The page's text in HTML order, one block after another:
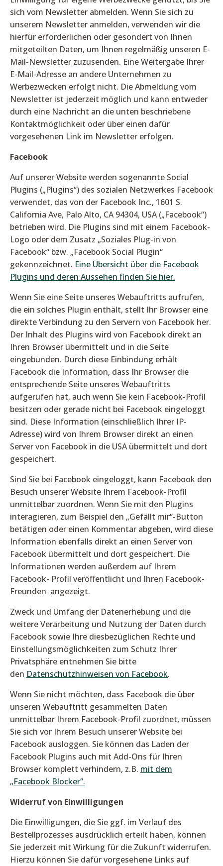
sich vom Newsletter abmelden. Wenn Sie sich zu
unserem Newsletter anmelden, verwenden wir die
hierfür erforderlichen oder gesondert von Ihnen
mitgeteilten Daten, um Ihnen regelmäßig unseren E-
Mail-Newsletter zuzusenden. Eine Weitergabe Ihrer
E-Mail-Adresse an andere Unternehmen zu
Werbezwecken erfolgt nicht. Die Abmeldung vom
Newsletter ist jederzeit möglich und kann entweder
durch eine Nachricht an die unten beschriebene
Kontaktmöglichkeit oder über einen dafür
vorgesehenen Link im Newsletter erfolgen.
Facebook
Auf unserer Website werden sogenannte Social
Plugins („Plugins“) des sozialen Netzwerkes Facebook
verwendet, das von der Facebook Inc., 1601 S.
California Ave, Palo Alto, CA 94304, USA („Facebook“)
betrieben wird. Die Plugins sind mit einem Facebook-
Logo oder dem Zusatz „Soziales Plug-in von
Facebook“ bzw. „Facebook Social Plugin“
gekennzeichnet. Eine Übersicht über die Facebook
Plugins und deren Aussehen finden Sie hier.
Wenn Sie eine Seite unseres Webauftritts aufrufen,
die ein solches Plugin enthält, stellt Ihr Browser eine
direkte Verbindung zu den Servern von Facebook her.
Der Inhalt des Plugins wird von Facebook direkt an
Ihren Browser übermittelt und in die Seite
eingebunden. Durch diese Einbindung erhält
Facebook die Information, dass Ihr Browser die
entsprechende Seite unseres Webauftritts
aufgerufen hat, auch wenn Sie kein Facebook-Profil
besitzen oder gerade nicht bei Facebook eingeloggt
sind. Diese Information (einschließlich Ihrer IP-
Adresse) wird von Ihrem Browser direkt an einen
Server von Facebook in die USA übermittelt und dort
gespeichert.
Sind Sie bei Facebook eingeloggt, kann Facebook den
Besuch unserer Website Ihrem Facebook-Profil
unmittelbar zuordnen. Wenn Sie mit den Plugins
interagieren, zum Beispiel den „Gefällt mir“-Button
betätigen oder einen Kommentar abgeben, wird diese
Information ebenfalls direkt an einen Server von
Facebook übermittelt und dort gespeichert. Die
Informationen werden außerdem auf Ihrem
Facebook- Profil veröffentlicht und Ihren Facebook-
Freunden angezeigt.
Zweck und Umfang der Datenerhebung und die
weitere Verarbeitung und Nutzung der Daten durch
Facebook sowie Ihre diesbezüglichen Rechte und
Einstellungsmöglichkeiten zum Schutz Ihrer
Privatsphäre entnehmen Sie bitte
den Datenschutzhinweisen von Facebook.
Wenn Sie nicht möchten, dass Facebook die über
unseren Webauftritt gesammelten Daten
unmittelbar Ihrem Facebook-Profil zuordnet, müssen
Sie sich vor Ihrem Besuch unserer Website bei
Facebook ausloggen. Sie können das Laden der
Facebook Plugins auch mit Add-Ons für Ihren
Browser komplett verhindern, z.B. mit dem
„Facebook Blocker“.
Widerruf von Einwilligungen
Die Einwilligungen, die Sie ggf. im Verlauf des
Bestellprozesses ausdrücklich erteilt haben, können
Sie jederzeit mit Wirkung für die Zukunft widerrufen.
Hierzu können Sie dafür vorgesehene Links auf